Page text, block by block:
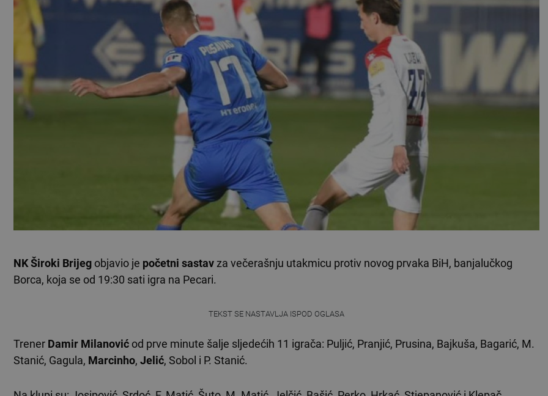
NK Široki Brijeg objavio je početni sastav za večerašnju utakmicu protiv novog prvaka BiH, banjalučkog
Borca, koja se od 19:30 sati igra na Pecari.
TEKST SE NASTAVLJA ISPOD OGLASA
Trener Damir Milanović od prve minute šalje sljedećih 11 igrača: Puljić, Pranjić, Prusina, Bajkuša, Bagarić, M.
Stanić, Gagula, Marcinho, Jelić, Sobol i P. Stanić.